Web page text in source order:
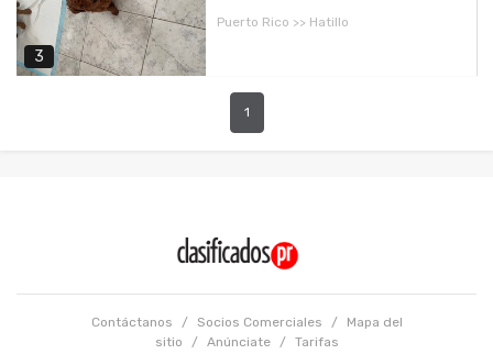
3
Puerto Rico >> Hatillo
1
Contáctanos / Socios Comerciales /
Mapa del
sitio
/ Anúnciate / Tarifas